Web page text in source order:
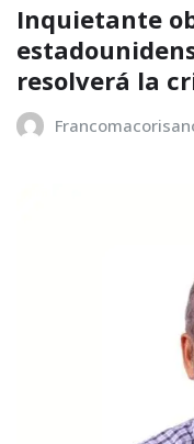
Inquietante
resolverá la